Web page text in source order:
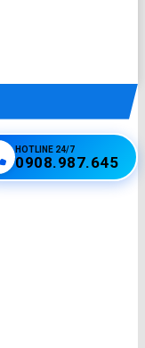
HOTLINE 24/7
0908.987.645